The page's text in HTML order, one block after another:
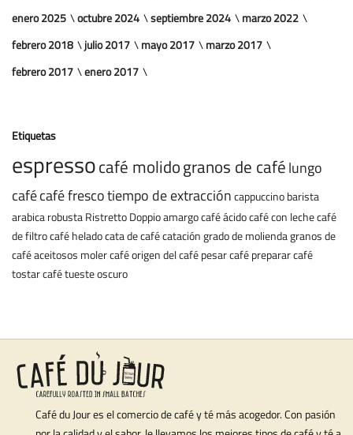
enero 2025
octubre 2024 septiembre 2024
marzo 2022
febrero 2018
julio 2017 mayo 2017
marzo 2017
febrero 2017
enero 2017
Etiquetas
espressocafé molidogranos de cafélungo
cafécafé frescotiempo de extraccióncappuccinobarista
arabicarobustaRistrettoDoppioamargocafé ácidocafé con lechecafé
de filtrocafé heladocata de cafécatacióngrado de moliendagranos de
café aceitosos moler caféorigen del cafépesar cafépreparar café
tostar cafétueste oscuro
Café du Jour es el comercio de café y té más acogedor. Con pasión